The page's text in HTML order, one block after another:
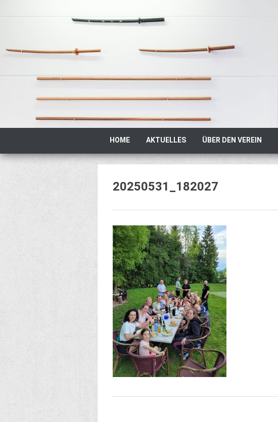
springen
HOME AKTUELLES ÜBER DEN VEREIN
20250531_182027